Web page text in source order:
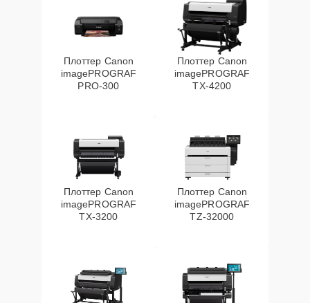
Плоттер Canon
imagePROGRAF
PRO-300
Плоттер Canon
imagePROGRAF
TX-4200
Плоттер Canon
imagePROGRAF
TX-3200
Плоттер Canon
imagePROGRAF
TZ-32000